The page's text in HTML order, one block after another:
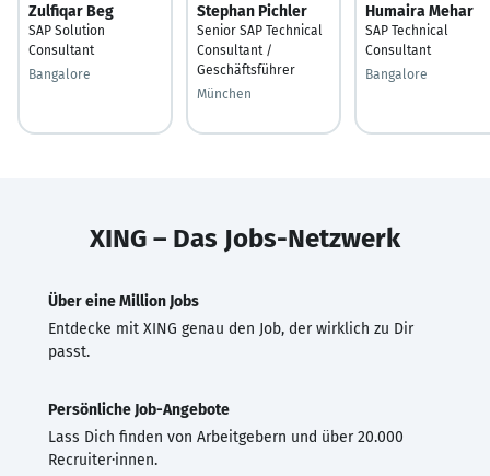
Zulfiqar Beg
SAP Solution
Consultant
Bangalore
Stephan Pichler
Senior SAP Technical
Consultant /
Geschäftsführer
München
Humaira Mehar
SAP Technical
Consultant
Bangalore
XING – Das Jobs-Netzwerk
Über eine Million Jobs
Entdecke mit XING genau den Job, der wirklich zu Dir
passt.
Persönliche Job-Angebote
Lass Dich finden von Arbeitgebern und über 20.000
Recruiter·innen.